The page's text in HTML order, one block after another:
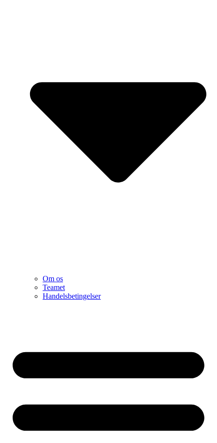
Om os
Teamet
Handelsbetingelser